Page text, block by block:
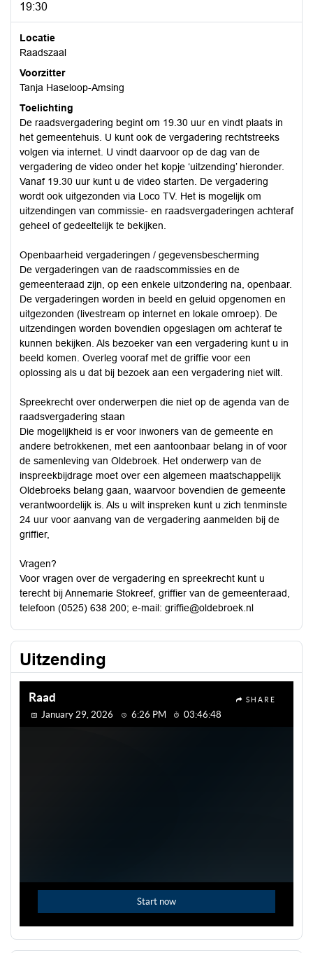
19:30
Locatie
Raadszaal
Voorzitter
Tanja Haseloop-Amsing
Toelichting
De raadsvergadering begint om 19.30 uur en vindt plaats in
het gemeentehuis. U kunt ook de vergadering rechtstreeks
volgen via internet. U vindt daarvoor op de dag van de
vergadering de video onder het kopje ‘uitzending’ hieronder.
Vanaf 19.30 uur kunt u de video starten. De vergadering
wordt ook uitgezonden via Loco TV. Het is mogelijk om
uitzendingen van commissie- en raadsvergaderingen achteraf
geheel of gedeeltelijk te bekijken.
Openbaarheid vergaderingen / gegevensbescherming
De vergaderingen van de raadscommissies en de
gemeenteraad zijn, op een enkele uitzondering na, openbaar.
De vergaderingen worden in beeld en geluid opgenomen en
uitgezonden (livestream op internet en lokale omroep). De
uitzendingen worden bovendien opgeslagen om achteraf te
kunnen bekijken. Als bezoeker van een vergadering kunt u in
beeld komen. Overleg vooraf met de griffie voor een
oplossing als u dat bij bezoek aan een vergadering niet wilt.
Spreekrecht over onderwerpen die niet op de agenda van de
raadsvergadering staan
Die mogelijkheid is er voor inwoners van de gemeente en
andere betrokkenen, met een aantoonbaar belang in of voor
de samenleving van Oldebroek. Het onderwerp van de
inspreekbijdrage moet over een algemeen maatschappelijk
Oldebroeks belang gaan, waarvoor bovendien de gemeente
verantwoordelijk is. Als u wilt inspreken kunt u zich tenminste
24 uur voor aanvang van de vergadering aanmelden bij de
griffier,
Vragen?
Voor vragen over de vergadering en spreekrecht kunt u
terecht bij Annemarie Stokreef, griffier van de gemeenteraad,
telefoon (0525) 638 200; e-mail: griffie@oldebroek.nl
Uitzending